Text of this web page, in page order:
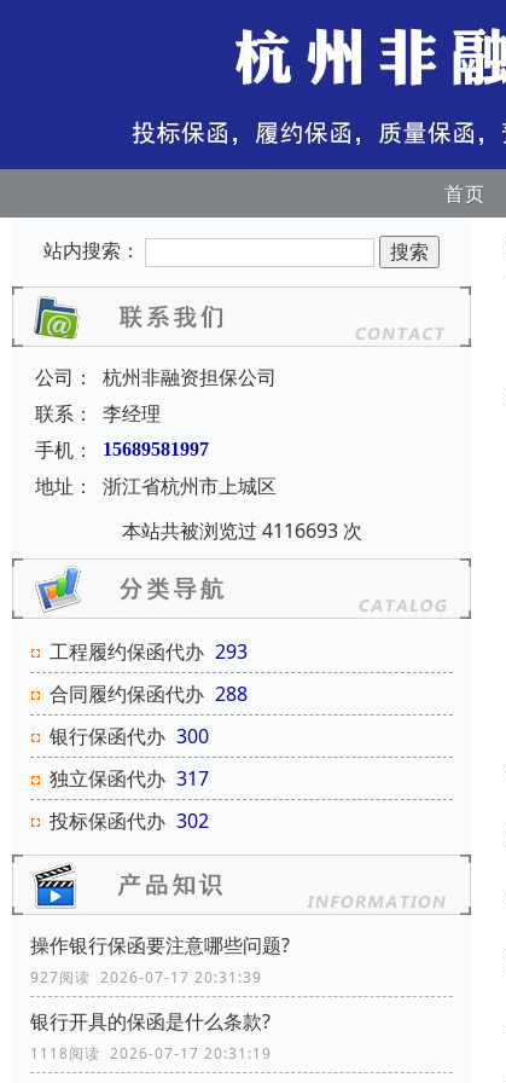
首页
站内搜索：
公司：
杭州非融资担保公司
联系：
李经理
手机：
15689581997
地址：
浙江省杭州市上城区
本站共被浏览过 4116693 次
工程履约保函代办 293
合同履约保函代办 288
银行保函代办 300
独立保函代办 317
投标保函代办 302
操作银行保函要注意哪些问题?
927阅读 2026-07-17 20:31:39
银行开具的保函是什么条款?
1118阅读 2026-07-17 20:31:19